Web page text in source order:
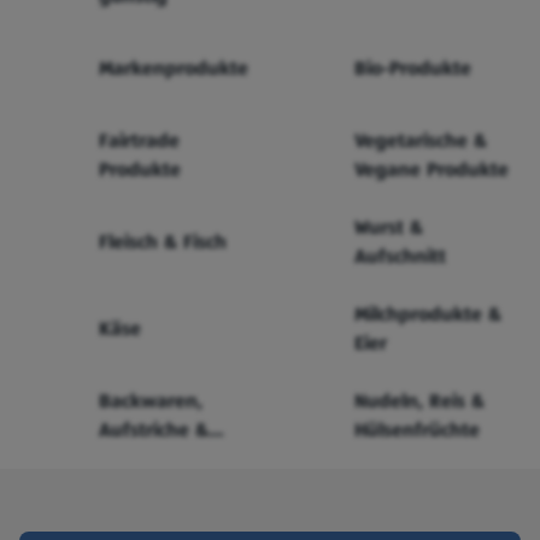
Markenprodukte Bio-Produkte
Fairtrade
Produkte
Vegetarische &
Vegane Produkte
Fleisch & Fisch
Wurst &
Aufschnitt
Käse
Milchprodukte &
Eier
Backwaren,
Aufstriche &
Nudeln, Reis &
Hülsenfrüchte